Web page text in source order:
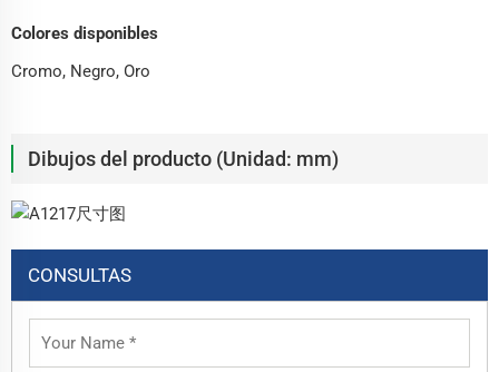
Colores disponibles
Cromo, Negro, Oro
Dibujos del producto (Unidad: mm)
CONSULTAS